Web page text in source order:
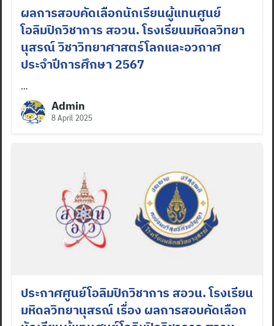
ผลการสอบคัดเลือกนักเรียนผู้แทนศูนย์
โอลิมปิกวิชาการ สอวน. โรงเรียนมหิดลวิทยา
นุสรณ์ วิชาวิทยาศาสตร์โลกและอวกาศ
ประจำปีการศึกษา 2567
…
Admin
8 April 2025
ประกาศศูนย์โอลิมปิกวิชาการ สอวน. โรงเรียน
มหิดลวิทยานุสรณ์ เรื่อง ผลการสอบคัดเลือก